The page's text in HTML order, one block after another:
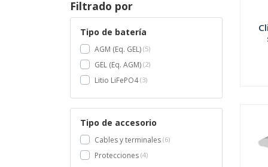
Filtrado por
Tipo de batería
AGM (Eq. GEL) 5
GEL (Eq. AGM) 2
Litio LiFePO4 3
Tipo de accesorio
Cables y terminales 6
Protecciones 4